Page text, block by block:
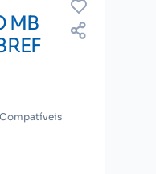
MB
Compatíveis